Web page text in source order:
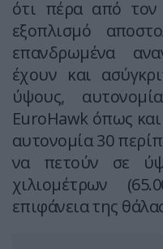
ότι πέρα από τον
εξοπλισμό
επανδρωμένα
έχουν και
ύψους,
EuroHawk όπως
αυτονομία 30
να πετούν σε
χιλιομέτρων
επιφάνεια της